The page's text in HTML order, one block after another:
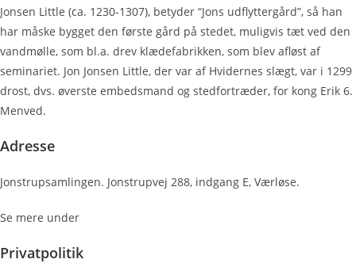
Jonsen Little (ca. 1230-1307), betyder “Jons udflyttergård”, så han
har måske bygget den første gård på stedet, muligvis tæt ved den
vandmølle, som bl.a. drev klædefabrikken, som blev afløst af
seminariet. Jon Jonsen Little, der var af Hvidernes slægt, var i 1299
drost, dvs. øverste embedsmand og stedfortræder, for kong Erik 6.
Menved.
Adresse
Jonstrupsamlingen. Jonstrupvej 288, indgang E, Værløse.
Se mere under
Privatpolitik